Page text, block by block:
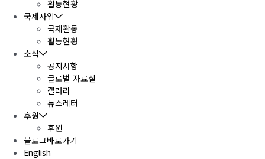
활동현황
국제사업
국제활동
활동현황
소식
공지사항
글로벌 자료실
갤러리
뉴스레터
후원
후원
블로그바로가기
English